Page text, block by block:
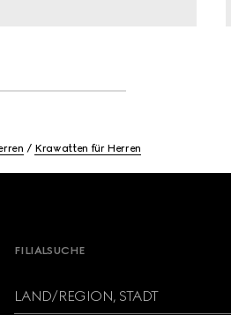
Krawatten für Herren
FILIALSUCHE
LAND/REGION, STADT